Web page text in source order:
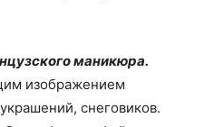
маникюра.
изображением
снеговиков.